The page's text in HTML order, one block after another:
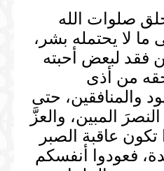
صلوات الله
ما لا يحتمله بشر،
فقد لبعض أحبته
من أذى
والمنافقين، حتى
المبين، والعزَّ
تكون عاقبة الصبر
فعودوا أنفسكم